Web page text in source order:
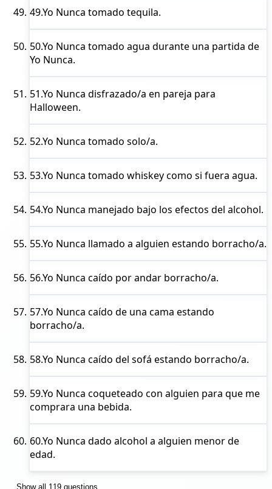
49.Yo Nunca tomado tequila.
50.Yo Nunca tomado agua durante una partida de
Yo Nunca.
51.Yo Nunca disfrazado/a en pareja para
Halloween.
52.Yo Nunca tomado solo/a.
53.Yo Nunca tomado whiskey como si fuera agua.
54.Yo Nunca manejado bajo los efectos del alcohol.
55.Yo Nunca llamado a alguien estando borracho/a.
56.Yo Nunca caído por andar borracho/a.
57.Yo Nunca caído de una cama estando
borracho/a.
58.Yo Nunca caído del sofá estando borracho/a.
59.Yo Nunca coqueteado con alguien para que me
comprara una bebida.
60.Yo Nunca dado alcohol a alguien menor de
edad.
Show all 119 questions